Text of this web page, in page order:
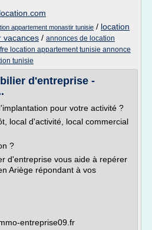
appartement monastir tunisie / location
vacances / annonces de location
location appartement tunisie annonce
tunisie
d'entreprise -
pour votre activité ?
local d'activité, local commercial
?
d'entreprise vous aide à repérer
Ariège répondant à vos
entreprise09.fr